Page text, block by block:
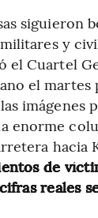
siguieron
y
el Cuartel
el martes
imágenes
enorme
hacia
de
reales